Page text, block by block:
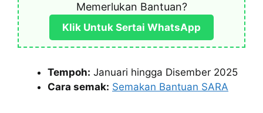
Memerlukan Bantuan?
Klik Untuk Sertai WhatsApp
Tempoh: Januari hingga Disember 2025
Cara semak: Semakan Bantuan SARA